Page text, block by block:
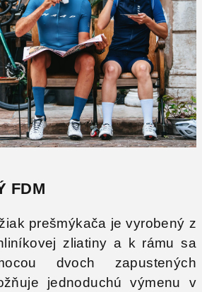
FDM
prešmýkača je vyrobený z
zliatiny a k rámu sa
dvoch zapustených
jednoduchú výmenu v